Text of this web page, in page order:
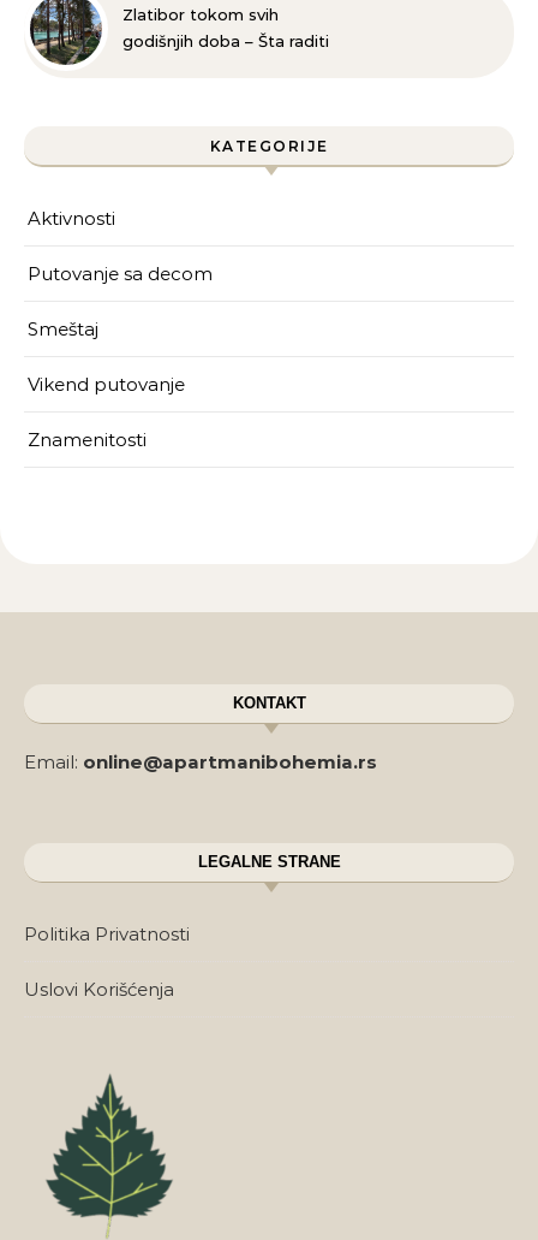
Zlatibor tokom svih
godišnjih doba – Šta raditi
KATEGORIJE
Aktivnosti
Putovanje sa decom
Smeštaj
Vikend putovanje
Znamenitosti
KONTAKT
Email: online@apartmanibohemia.rs
LEGALNE STRANE
Politika Privatnosti
Uslovi Korišćenja